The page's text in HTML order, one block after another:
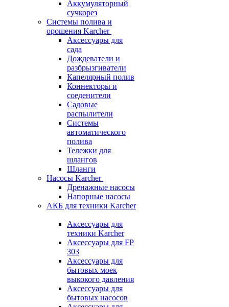
Аккумуляторный
сучкорез
Системы полива и
орошения Karcher
Аксессуары для
сада
Дождеватели и
разбрызгиватели
Капелярный полив
Коннекторы и
соеденители
Садовые
распылители
Системы
автоматического
полива
Тележки для
шлангов
Шланги
Насосы Karcher
Дренажные насосы
Напорные насосы
АКБ для техники Karcher
Аксессуары для
техники Karcher
Аксессуары для FP
303
Аксессуары для
бытовых моек
выкокого давления
Аксессуары для
бытовых насосов